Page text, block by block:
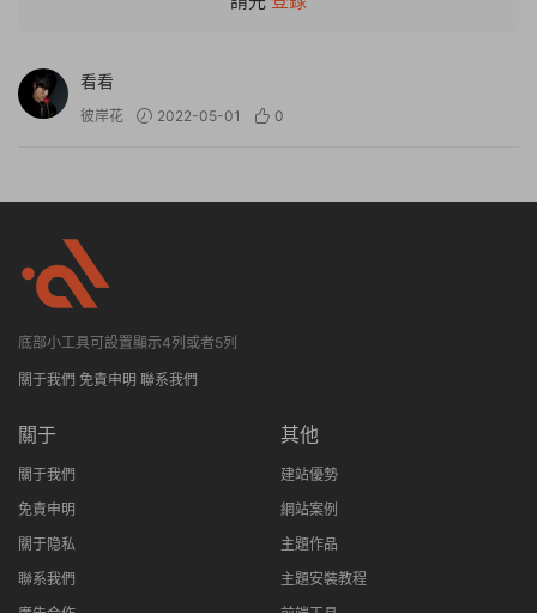
看看
彼岸花 2022-05-01 0
底部小工具可設置顯示4列或者5列
關于我們 免責申明 聯系我們
關于
關于我們
免責申明
關于隐私
聯系我們
其他
建站優勢
網站案例
主題作品
主題安裝教程